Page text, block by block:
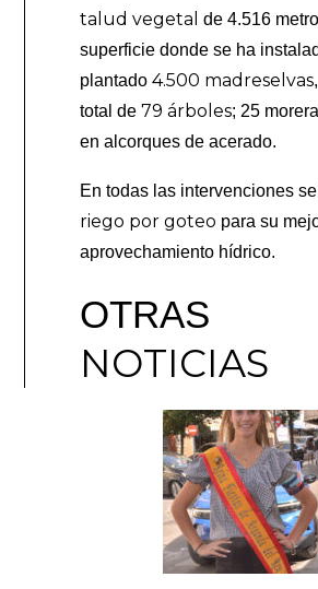
talud vegetal de 4.516
superficie donde se ha
plantado 4.500 madreselvas
total de79 árboles; 25
en alcorques de acerado.
En todas las intervenciones
riego por goteo para su
aprovechamiento hídrico.
OTRAS
NOTICIAS